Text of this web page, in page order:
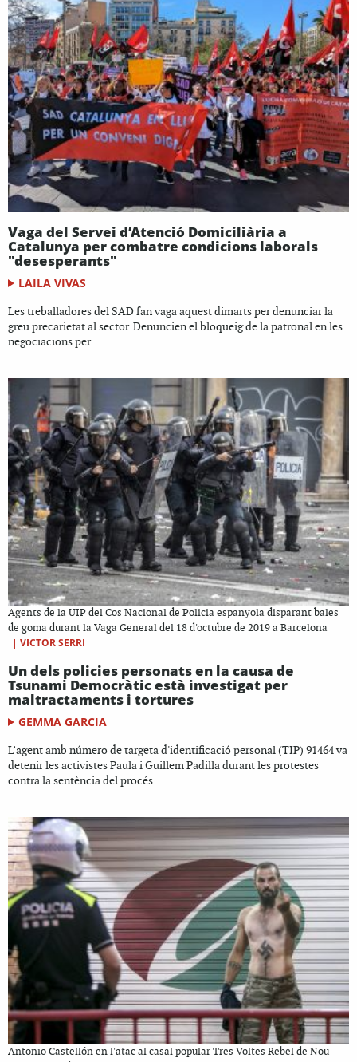
Vaga del Servei d’Atenció Domiciliària a
Catalunya per combatre condicions laborals
"desesperants"
LAILA VIVAS
Les treballadores del SAD fan vaga aquest dimarts per denunciar la
greu precarietat al sector. Denuncien el bloqueig de la patronal en les
negociacions per...
Agents de la UIP del Cos Nacional de Policia espanyola disparant bales
de goma durant la Vaga General del 18 d'octubre de 2019 a Barcelona
| VICTOR SERRI
Un dels policies personats en la causa de
Tsunami Democràtic està investigat per
maltractaments i tortures
GEMMA GARCIA
L’agent amb número de targeta d'identificació personal (TIP) 91464 va
detenir les activistes Paula i Guillem Padilla durant les protestes
contra la sentència del procés...
Antonio Castellón en l'atac al casal popular Tres Voltes Rebel de Nou